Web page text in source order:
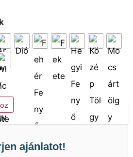
ajánlatot!